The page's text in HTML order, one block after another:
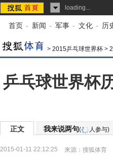
loading...
首页 - 新闻 - 军事 - 文化 - 历
> 2015乒乓球世界杯 >
乒乓球世界杯
正文 我来说两句( 人参与)
2015-01-11 22:12:25 来源： 搜狐体育